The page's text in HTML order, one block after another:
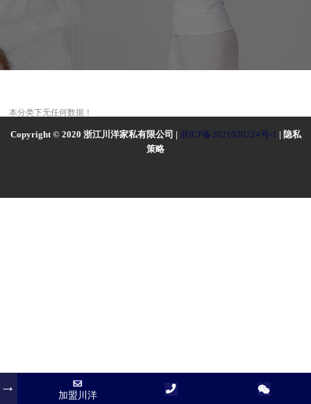
本分类下无任何数据！
Copyright © 2020 浙江川洋家私有限公司 | 浙ICP备2021020224号-1 | 隐私
策略
加盟川洋
加盟川洋